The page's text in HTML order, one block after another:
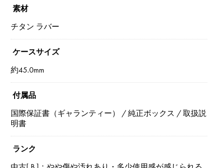
素材
チタン ラバー
ケースサイズ
約45.0mm
付属品
国際保証書（ギャランティー） / 純正ボックス / 取扱説
明書
ランク